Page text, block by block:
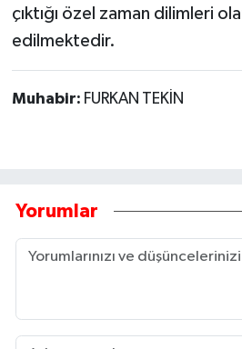
çıktığı özel zaman dilimleri
edilmektedir.
Muhabir: FURKAN TEKİN
Yorumlar